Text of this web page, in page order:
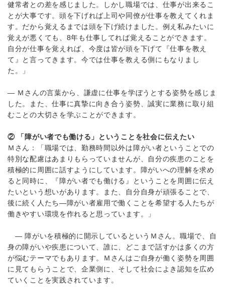
健常者との差を感じました。しかし職場では、仕事が出来るこ
とが大事です。頭を下げれば上司や同僚が仕事を教えてくれま
す。だから覚えるまでは頭を下げ続けました。例え私みたいに
覚えが悪くても、8年も仕事してれば覚えることができます。
自分が仕事を覚えれば、今度は皆が頭を下げて『仕事を教え
て』と言ってきます。今では仕事を教える側にもなりまし
た。」
― Ｍさんの言葉から、謙虚に仕事を学ぼうとする姿勢を感じま
した。また、仕事に真摯に向き合う姿勢、誠実に業務に取り組
むことの大切さを学ぶことができます。
② 「障がい者でも働ける」ということを社会に伝えたい
Ｍさん：「職場では、勤務時間以外は障がい者ということでの
特別な配慮はあまりもらっていませんが、自分の疾患のことを
積極的に周囲に話すようにしています。障がいへの理解を求め
ると同時に、『障がい者でも働ける』ということを周囲に伝え
たいという想いがあります。また、自分自身が頑張ることで、
後に続く人たち―障がい者雇用で働くことを希望する人たちが
働きやすい環境を作れると思っています。」
― 障がいを積極的に開示しているというＭさん。職場で、自
身の障がいや疾患について、誰に、どこまで話すかは多くの方
が悩むテーマでもあります。Ｍさんはご自身が働く姿勢を周囲
に見てもらうことで、企業側に、そして社会によき認知を広め
ていくことを実践されています。